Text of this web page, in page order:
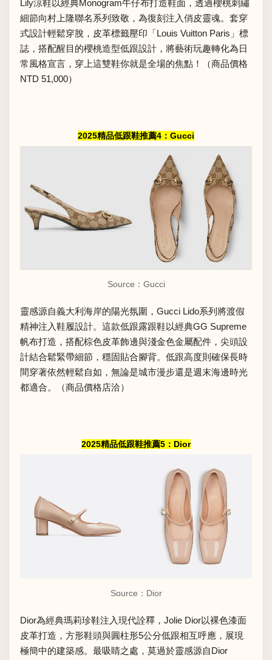
Lily涼鞋以經典Monogram牛仔布打造鞋面，透過櫻桃刺繡
細節向村上隆聯名系列致敬，為復刻注入俏皮靈魂。套穿
式設計輕鬆穿脫，皮革標籤壓印「Louis Vuitton Paris」標
誌，搭配醒目的櫻桃造型低跟設計，將藝術玩趣轉化為日
常風格宣言，穿上這雙鞋你就是全場的焦點！（商品價格
NTD 51,000）
2025精品低跟鞋推薦4：Gucci
Source：Gucci
靈感源自義大利海岸的陽光氛圍，Gucci Lido系列將渡假
精神注入鞋履設計。這款低跟露跟鞋以經典GG Supreme
帆布打造，搭配棕色皮革飾邊與淺金色金屬配件，尖頭設
計結合鬆緊帶細節，穩固貼合腳背。低跟高度則確保長時
間穿著依然輕鬆自如，無論是城市漫步還是週末海邊時光
都適合。（商品價格店洽）
2025精品低跟鞋推薦5：Dior
Source：Dior
Dior為經典瑪莉珍鞋注入現代詮釋，Jolie Dior以裸色漆面
皮革打造，方形鞋頭與圓柱形5公分低跟相互呼應，展現
極簡中的建築感。最吸睛之處，莫過於靈感源自Dior